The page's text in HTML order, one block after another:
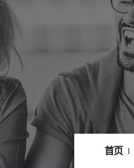
首页